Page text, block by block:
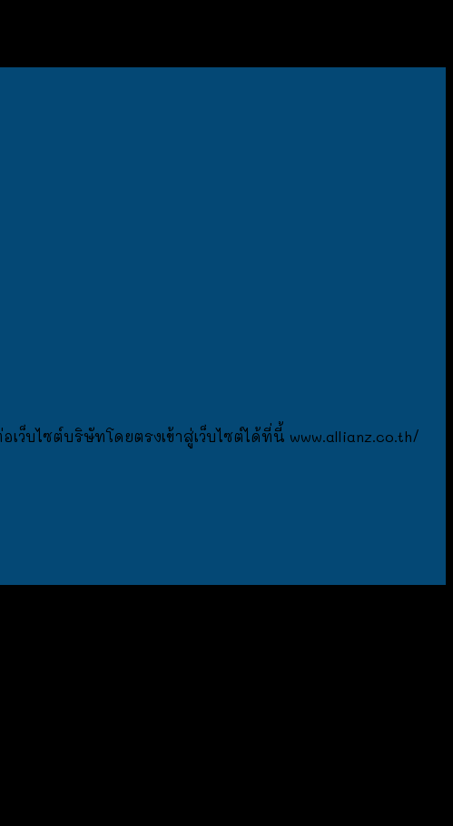
บไซต์บริษัทโดยตรงเข้าสู่เว็บไซต์ได้ที่นี้ www.allianz.co.th/